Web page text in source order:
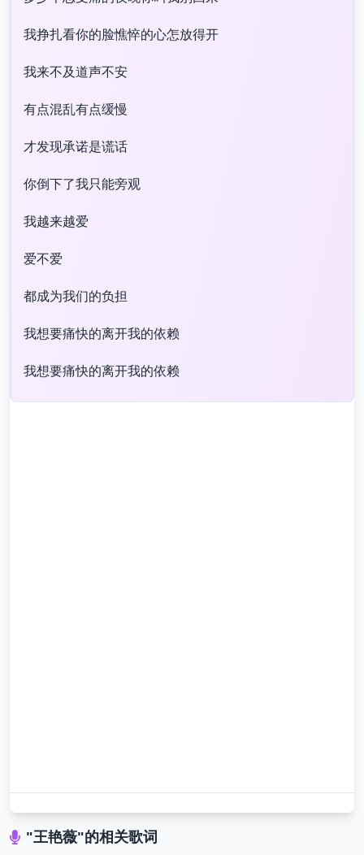
我挣扎看你的脸憔悴的心怎放得开
我来不及道声不安
有点混乱有点缓慢
才发现承诺是谎话
你倒下了我只能旁观
我越来越爱
爱不爱
都成为我们的负担
我想要痛快的离开我的依赖
我想要痛快的离开我的依赖
"王艳薇"的相关歌词